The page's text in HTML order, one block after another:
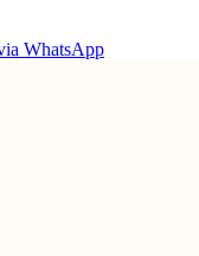
WhatsApp